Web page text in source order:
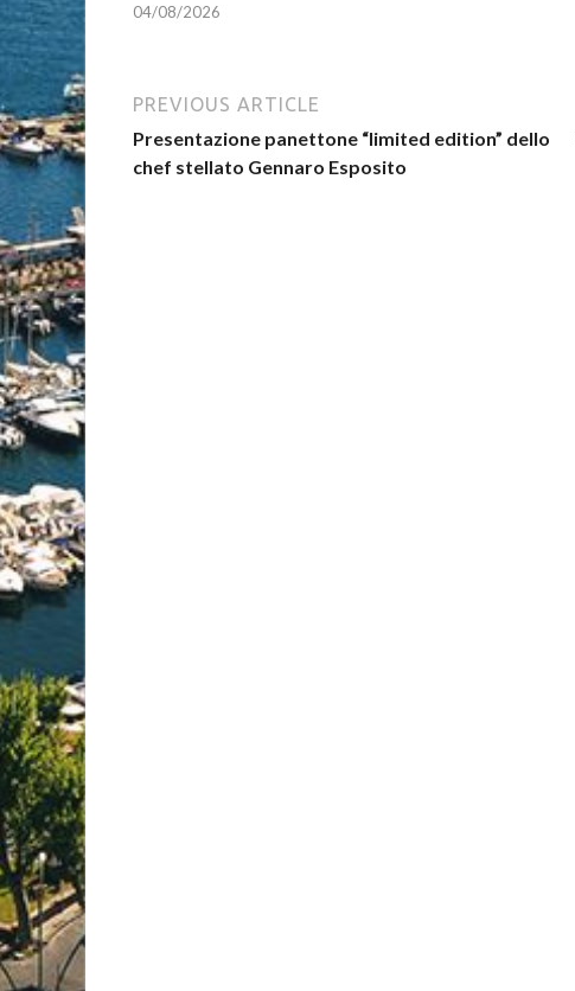
04/08/2026
PREVIOUS ARTICLE
Presentazione panettone “limited edition” dello
chef stellato Gennaro Esposito